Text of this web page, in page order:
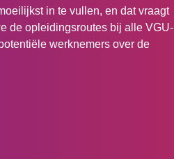
in te vullen, en dat vraagt
de opleidingsroutes bij alle VGU-
werknemers over de